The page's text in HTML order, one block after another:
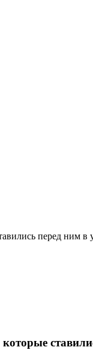
перед ним в